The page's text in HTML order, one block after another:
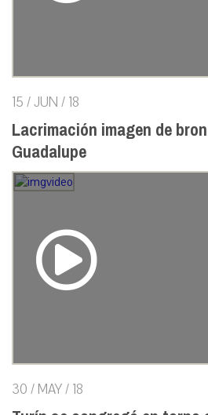
15 / JUN / 18
Lacrimación imagen de
Guadalupe
30 / MAY / 18